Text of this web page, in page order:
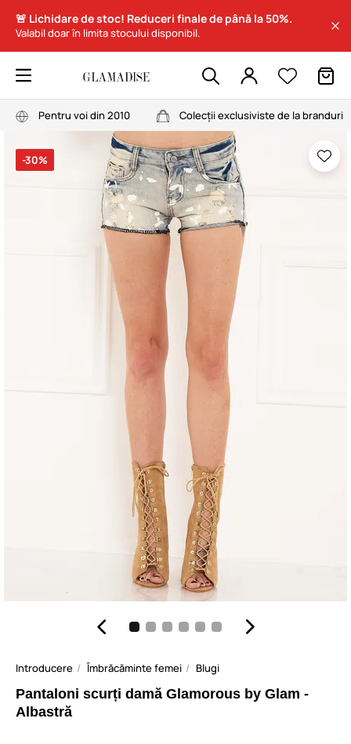
🚨 Lichidare de stoc! Reduceri finale de până la 50%.
Valabil doar în limita stocului disponibil.
Pentru voi din 2010 Colecții exclusiviste de la branduri
-30%
Introducere Îmbrăcăminte femei Blugi
Pantaloni scurți damă Glamorous by Glam -
Albastră